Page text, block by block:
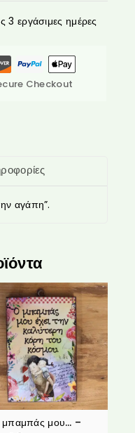
3 εργάσιμες ημέρες
Checkout
αγάπη”.
μου… –